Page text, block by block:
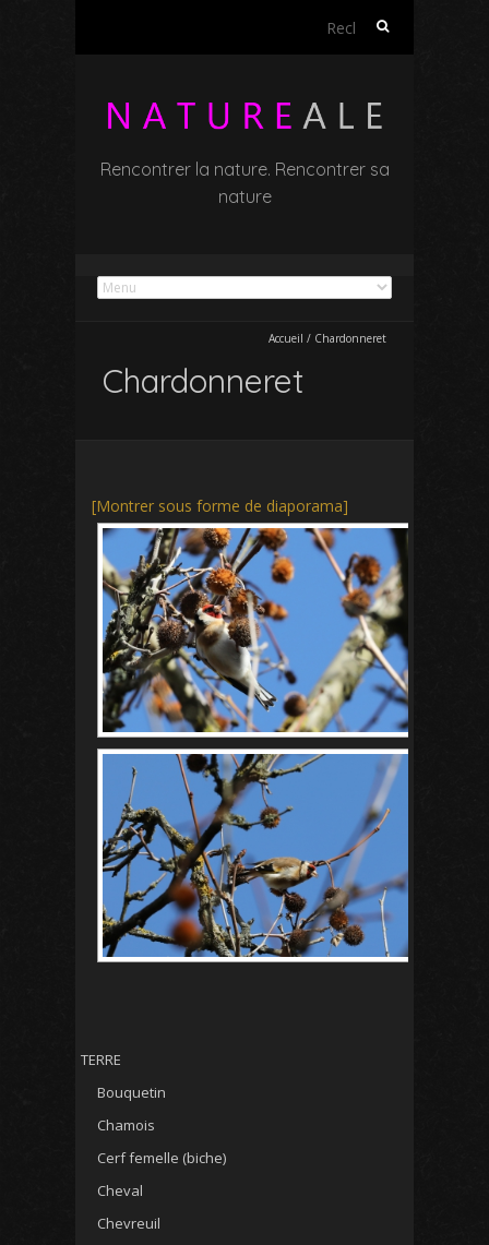
Rechercher :
Rencontrer la nature. Rencontrer sa
nature
Accueil / Chardonneret
Chardonneret
[Montrer sous forme de diaporama]
TERRE
Bouquetin
Chamois
Cerf femelle (biche)
Cheval
Chevreuil